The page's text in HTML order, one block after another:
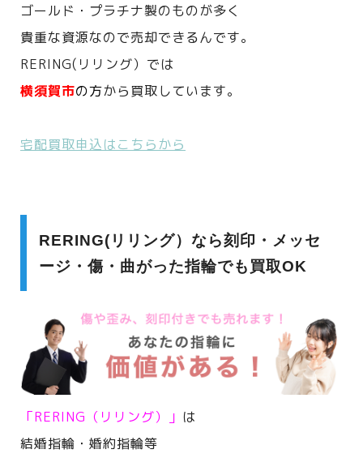
ゴールド・プラチナ製のものが多く
貴重な資源なので売却できるんです。
RERING(リリング）では
横須賀市の方から買取しています。
宅配買取申込はこちらから
RERING(リリング）なら刻印・メッセ
ージ・傷・曲がった指輪でも買取OK
「RERING（リリング）」 は
結婚指輪・婚約指輪等